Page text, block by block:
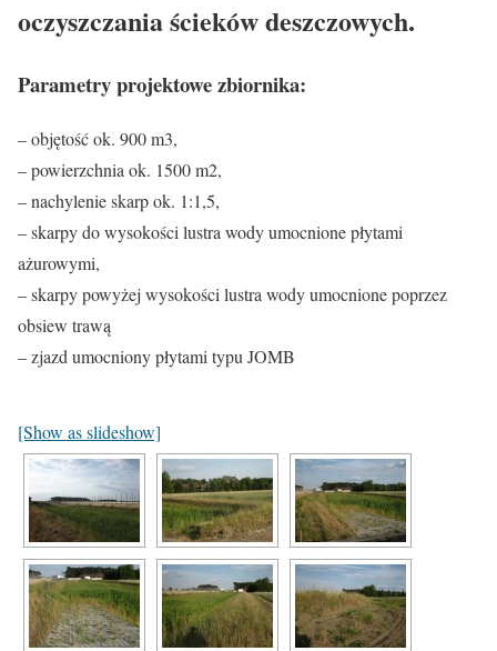
oczyszczania ścieków deszczowych.
Parametry projektowe zbiornika:
– objętość ok. 900 m3,
– powierzchnia ok. 1500 m2,
– nachylenie skarp ok. 1:1,5,
– skarpy do wysokości lustra wody umocnione płytami
ażurowymi,
– skarpy powyżej wysokości lustra wody umocnione poprzez
obsiew trawą
– zjazd umocniony płytami typu JOMB
[Show as slideshow]